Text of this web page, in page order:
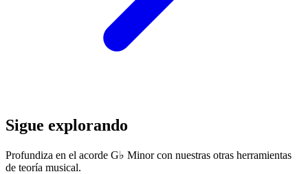
Sigue explorando
Profundiza en el acorde G♭ Minor con nuestras otras herramientas
de teoría musical.